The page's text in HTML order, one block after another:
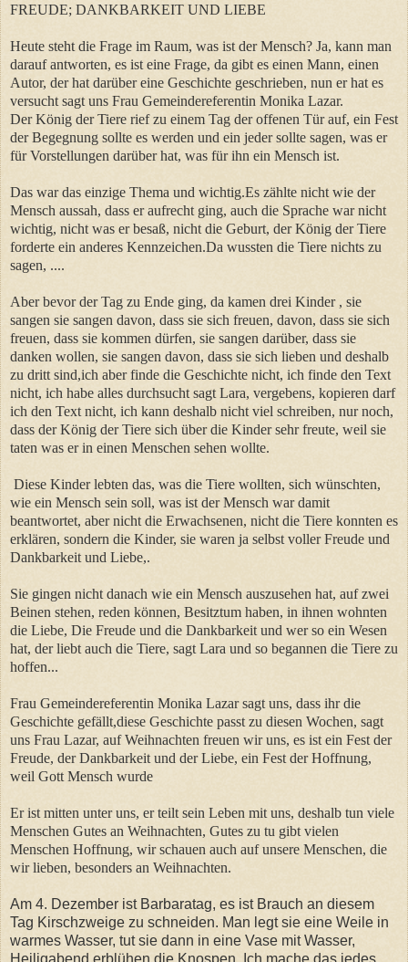
FREUDE; DANKBARKEIT UND LIEBE
Heute steht die Frage im Raum, was ist der Mensch? Ja, kann man
darauf antworten, es ist eine Frage, da gibt es einen Mann, einen
Autor, der hat darüber eine Geschichte geschrieben, nun er hat es
versucht sagt uns Frau Gemeindereferentin Monika Lazar.
Der König der Tiere rief zu einem Tag der offenen Tür auf, ein Fest
der Begegnung sollte es werden und ein jeder sollte sagen, was er
für Vorstellungen darüber hat, was für ihn ein Mensch ist.
Das war das einzige Thema und wichtig.Es zählte nicht wie der
Mensch aussah, dass er aufrecht ging, auch die Sprache war nicht
wichtig, nicht was er besaß, nicht die Geburt, der König der Tiere
forderte ein anderes Kennzeichen.Da wussten die Tiere nichts zu
sagen, ....
Aber bevor der Tag zu Ende ging, da kamen drei Kinder , sie
sangen sie sangen davon, dass sie sich freuen, davon, dass sie sich
freuen, dass sie kommen dürfen, sie sangen darüber, dass sie
danken wollen, sie sangen davon, dass sie sich lieben und deshalb
zu dritt sind,ich aber finde die Geschichte nicht, ich finde den Text
nicht, ich habe alles durchsucht sagt Lara, vergebens, kopieren darf
ich den Text nicht, ich kann deshalb nicht viel schreiben, nur noch,
dass der König der Tiere sich über die Kinder sehr freute, weil sie
taten was er in einen Menschen sehen wollte.
Diese Kinder lebten das, was die Tiere wollten, sich wünschten,
wie ein Mensch sein soll, was ist der Mensch war damit
beantwortet, aber nicht die Erwachsenen, nicht die Tiere konnten es
erklären, sondern die Kinder, sie waren ja selbst voller Freude und
Dankbarkeit und Liebe,.
Sie gingen nicht danach wie ein Mensch auszusehen hat, auf zwei
Beinen stehen, reden können, Besitztum haben, in ihnen wohnten
die Liebe, Die Freude und die Dankbarkeit und wer so ein Wesen
hat, der liebt auch die Tiere, sagt Lara und so begannen die Tiere zu
hoffen...
Frau Gemeindereferentin Monika Lazar sagt uns, dass ihr die
Geschichte gefällt,diese Geschichte passt zu diesen Wochen, sagt
uns Frau Lazar, auf Weihnachten freuen wir uns, es ist ein Fest der
Freude, der Dankbarkeit und der Liebe, ein Fest der Hoffnung,
weil Gott Mensch wurde
Er ist mitten unter uns, er teilt sein Leben mit uns, deshalb tun viele
Menschen Gutes an Weihnachten, Gutes zu tu gibt vielen
Menschen Hoffnung, wir schauen auch auf unsere Menschen, die
wir lieben, besonders an Weihnachten.
Am 4. Dezember ist Barbaratag, es ist Brauch an diesem
Tag Kirschzweige zu schneiden. Man legt sie eine Weile in
warmes Wasser, tut sie dann in eine Vase mit Wasser,
Heiligabend erblühen die Knospen. Ich mache das jedes